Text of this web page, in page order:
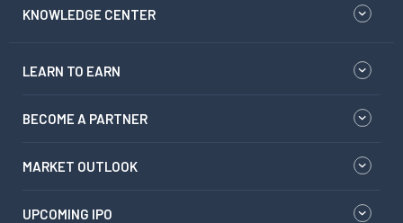
KNOWLEDGE CENTER
LEARN TO EARN
BECOME A PARTNER
MARKET OUTLOOK
UPCOMING IPO